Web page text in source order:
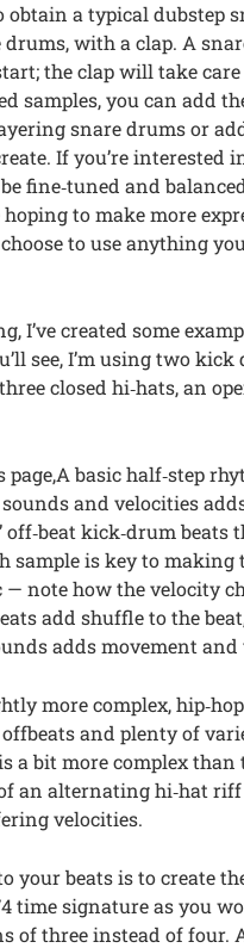
obtain a typical dubstep
with a clap. A
the clap will take
samples, you can add
snare drums or
If you’re interested
fine‑tuned and
to make more
to use anything
I’ve created some
see, I’m using two
closed hi‑hats, an
basic half‑step
and velocities
off‑beat kick‑drum
sample is key to
note how the velocity
add shuffle to the
adds movement and
more complex,
and plenty of
a bit more complex
an alternating hi‑hat riff
velocities.
your beats is to create
time signature as you
of three instead of four.